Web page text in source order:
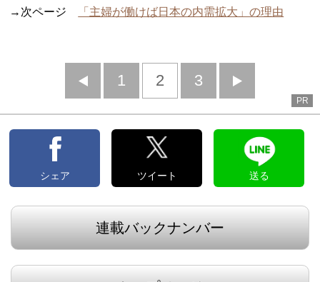
→次ページ 「主婦が働けば日本の内需拡大」の理由
前
へ
1 2 3
へ
PR
シェア ツイート 送る
連載バックナンバー